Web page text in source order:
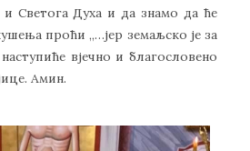
Светога Духа и да знамо да ће
проћи ,,…јер земаљско је за
вјечно и благословено
Амин.